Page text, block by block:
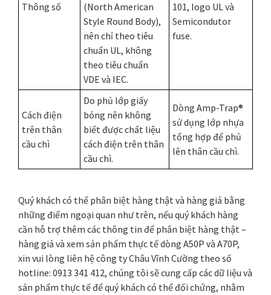
Thông số
(North American
Style Round Body),
nên chỉ theo tiêu
chuẩn UL, không
theo tiêu chuẩn
VDE và IEC.
101, logo UL và
Semicondutor
fuse.
Cách điện
trên thân
cầu chì
Do phủ lớp giấy
bóng nên không
biết được chất liệu
cách điện trên thân
cầu chì.
Dòng Amp-Trap®
sử dụng lớp nhựa
tổng hợp để phủ
lên thân cầu chì.
Quý khách có thể phân biệt hàng thật và hàng giả bằng
những điểm ngoại quan như trên, nếu quý khách hàng
cần hỗ trợ thêm các thông tin để phân biệt hàng thật –
hàng giả và xem sản phẩm thực tế dòng A50P và A70P,
xin vui lòng liên hệ công ty Châu Vĩnh Cường theo số
hotline: 0913 341 412, chúng tôi sẽ cung cấp các dữ liệu và
sản phẩm thực tế để quý khách có thể đối chứng, nhằm